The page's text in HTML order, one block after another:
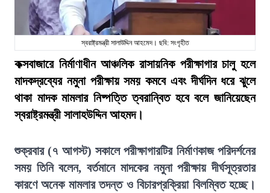
স্বরাষ্ট্রমন্ত্রী সালাউদ্দিন আহমেদ। ছবি: সংগৃহীত
কক্সবাজারে নির্মাণাধীন আঞ্চলিক রাসায়নিক পরীক্ষাগার চালু হলে
মাদকদ্রব্যের নমুনা পরীক্ষায় সময় কমবে এবং দীর্ঘদিন ধরে ঝুলে
থাকা মাদক মামলার নিষ্পত্তি ত্বরান্বিত হবে বলে জানিয়েছেন
স্বরাষ্ট্রমন্ত্রী সালাহউদ্দিন আহমদ।
শুক্রবার (৭ আগস্ট) সকালে পরীক্ষাগারটির নির্মাণকাজ পরিদর্শনের
সময় তিনি বলেন, বর্তমানে মাদকের নমুনা পরীক্ষায় দীর্ঘসূত্রতার
কারণে অনেক মামলার তদন্ত ও বিচারপ্রক্রিয়া বিলম্বিত হচ্ছে।